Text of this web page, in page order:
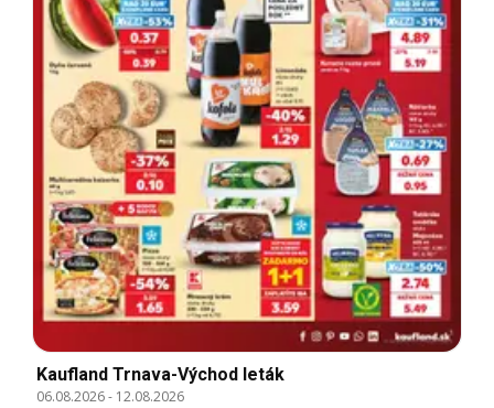
Kaufland Trnava-Východ leták
06.08.2026- 12.08.2026